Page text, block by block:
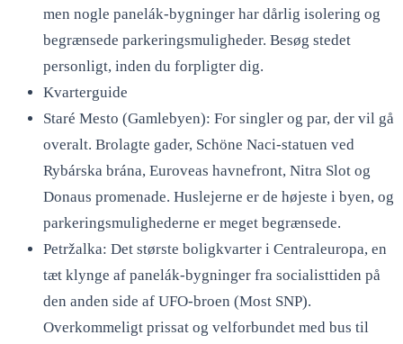
men nogle panelák-bygninger har dårlig isolering og
begrænsede parkeringsmuligheder. Besøg stedet
personligt, inden du forpligter dig.
Kvarterguide
Staré Mesto (Gamlebyen): For singler og par, der vil gå
overalt. Brolagte gader, Schöne Naci-statuen ved
Rybárska brána, Euroveas havnefront, Nitra Slot og
Donaus promenade. Huslejerne er de højeste i byen, og
parkeringsmulighederne er meget begrænsede.
Petržalka: Det største boligkvarter i Centraleuropa, en
tæt klynge af panelák-bygninger fra socialisttiden på
den anden side af UFO-broen (Most SNP).
Overkommeligt prissat og velforbundet med bus til